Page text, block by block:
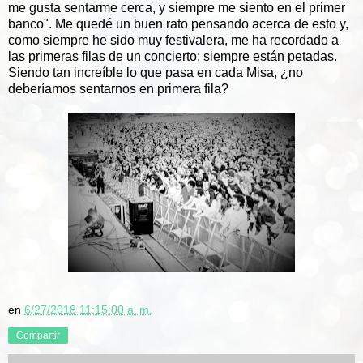
me gusta sentarme cerca, y siempre me siento en el primer
banco". Me quedé un buen rato pensando acerca de esto y,
como siempre he sido muy festivalera, me ha recordado a
las primeras filas de un concierto: siempre están petadas.
Siendo tan increíble lo que pasa en cada Misa, ¿no
deberíamos sentarnos en primera fila?
en 6/27/2018 11:15:00 a. m.
Compartir